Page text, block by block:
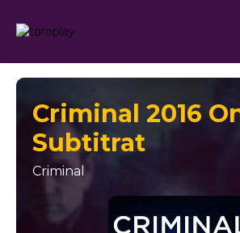
Criminal 2016
Subtitrat
Criminal